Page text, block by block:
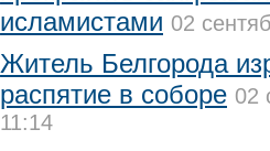
исламистами 02
Житель Белгорода
распятие в соборе 02
11:14